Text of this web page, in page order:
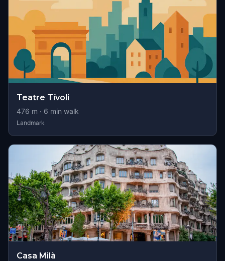
Teatre Tívoli
476 m · 6 min walk
Landmark
Casa Milà